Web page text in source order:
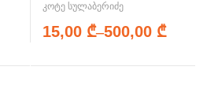
კოტე სულაბერიძე
15,00 ₾–500,00 ₾